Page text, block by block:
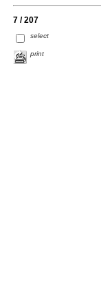
7 / 207
select
print